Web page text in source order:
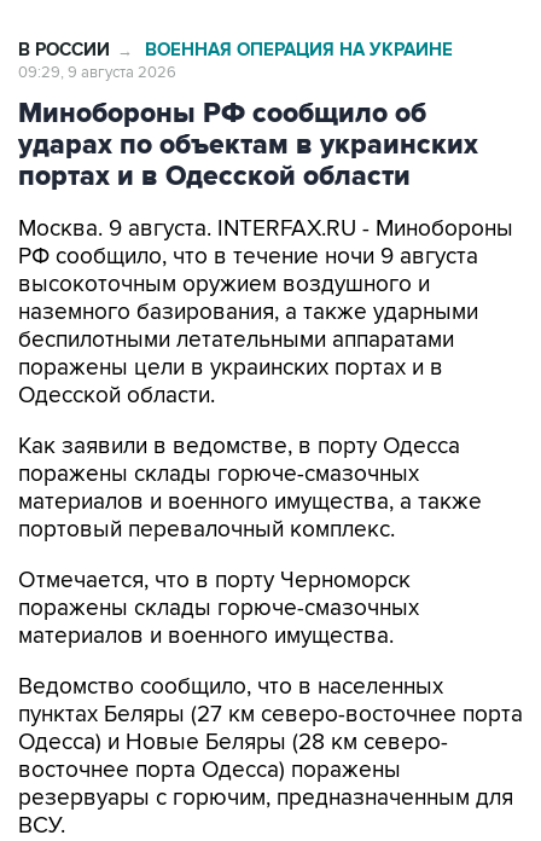
В РОССИИ → ВОЕННАЯ ОПЕРАЦИЯ НА УКРАИНЕ
09:29, 9 августа 2026
Минобороны РФ сообщило об
ударах по объектам в украинских
портах и в Одесской области
Москва. 9 августа. INTERFAX.RU - Минобороны
РФ сообщило, что в течение ночи 9 августа
высокоточным оружием воздушного и
наземного базирования, а также ударными
беспилотными летательными аппаратами
поражены цели в украинских портах и в
Одесской области.
Как заявили в ведомстве, в порту Одесса
поражены склады горюче-смазочных
материалов и военного имущества, а также
портовый перевалочный комплекс.
Отмечается, что в порту Черноморск
поражены склады горюче-смазочных
материалов и военного имущества.
Ведомство сообщило, что в населенных
пунктах Беляры (27 км северо-восточнее порта
Одесса) и Новые Беляры (28 км северо-
восточнее порта Одесса) поражены
резервуары с горючим, предназначенным для
ВСУ.